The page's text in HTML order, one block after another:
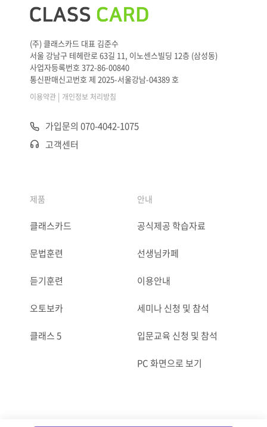
(주) 클래스카드 대표 김준수
서울 강남구 테헤란로 63길 11, 이노센스빌딩 12층 (삼성동)
사업자등록번호 372-86-00840
통신판매신고번호 제 2025-서울강남-04389 호
이용약관 | 개인정보 처리방침
가입문의 070-4042-1075
고객센터
제품
클래스카드
문법훈련
듣기훈련
오토보카
클래스 5
안내
공식제공 학습자료
선생님카페
이용안내
세미나 신청 및 참석
입문교육 신청 및 참석
PC 화면으로 보기